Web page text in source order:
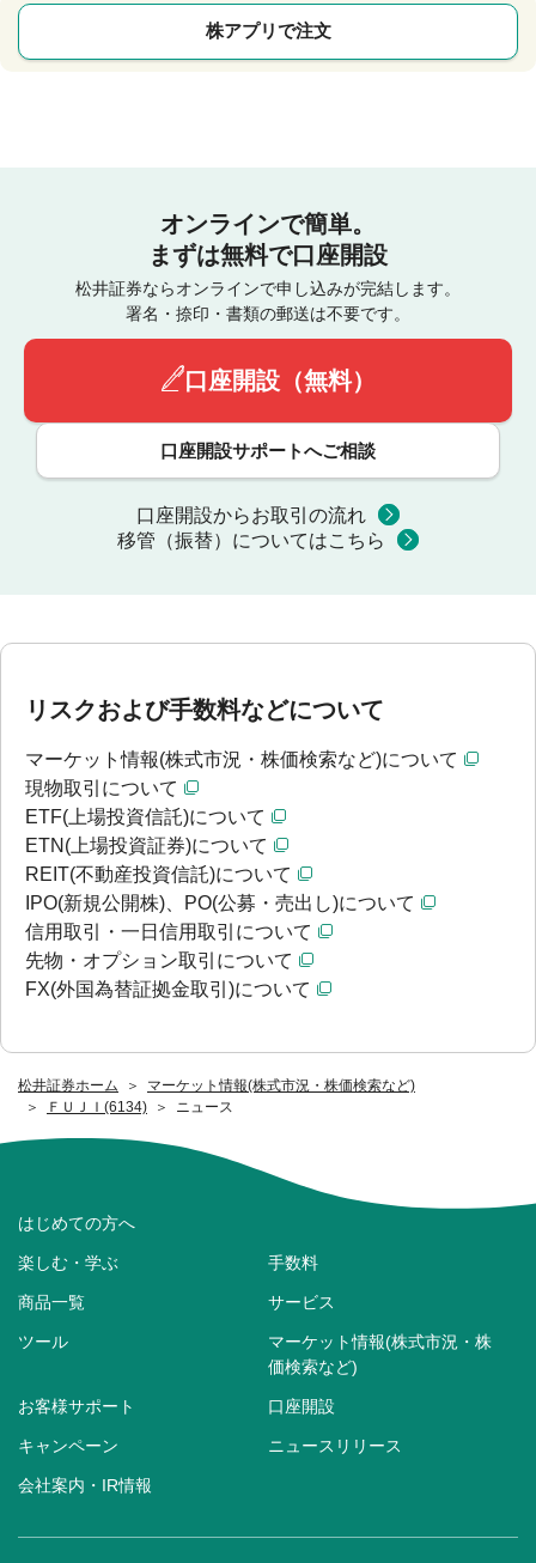
松井証券ホーム
マーケット情報(株式市況・株価検索など)
ＦＵＪＩ(6134)
ニュース
株アプリで注文
オンラインで簡単。
まずは無料で口座開設
松井証券ならオンラインで申し込みが完結します。
署名・捺印・書類の郵送は不要です。
口座開設（無料）
口座開設サポートへご相談
口座開設からお取引の流れ
移管（振替）についてはこちら
リスクおよび手数料などについて
マーケット情報(株式市況・株価検索など)について
現物取引について
ETF(上場投資信託)について
ETN(上場投資証券)について
REIT(不動産投資信託)について
IPO(新規公開株)、PO(公募・売出し)について
信用取引・一日信用取引について
先物・オプション取引について
FX(外国為替証拠金取引)について
はじめての方へ
楽しむ・学ぶ 手数料
商品一覧 サービス
ツール
マーケット情報(株式市況・株
価検索など)
お客様サポート 口座開設
キャンペーン ニュースリリース
会社案内・IR情報